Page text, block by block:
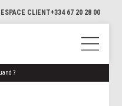
ESPACE CLIENT+334 67 20 28 00
?